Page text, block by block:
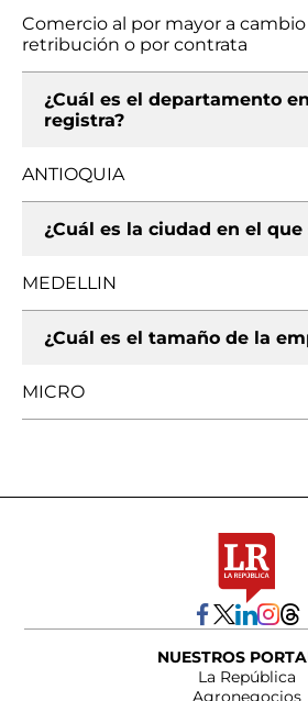
Comercio al por mayor a
retribución o por contrata
¿Cuál es el departamento
registra?
ANTIOQUIA
¿Cuál es la ciudad en el
MEDELLIN
¿Cuál es el tamaño de la
MICRO
NUESTROS
La República
Agronegocios